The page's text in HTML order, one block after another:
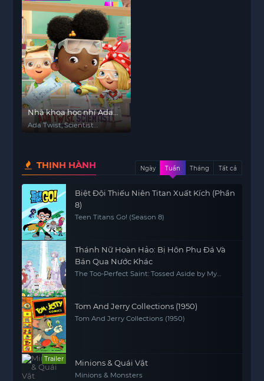
Nhà khoa học nhí Ada
Twist (Phần 2)
Ada Twist, Scientist
THỊNH HÀNH Ngày Tuần Tháng Tất cả
Biệt Đội Thiếu Niên Titan Xuất Kích (Phần
8)
Teen Titans Go! (Season 8)
Thánh Nữ Hoàn Hảo: Bị Hôn Phu Đá Và
Bán Qua Nước Khác
The Too-Perfect Saint: Tossed Aside by My
Tom And Jerry Collections (1950)
Tom And Jerry Collections (1950)
Trailer Minions & Quái Vật
Minions & Monsters